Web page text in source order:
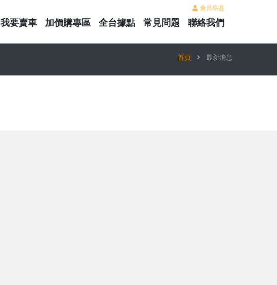
會員專區
我要賣車 加價購專區 全台據點 常見問題 聯絡我們
首頁 最新消息